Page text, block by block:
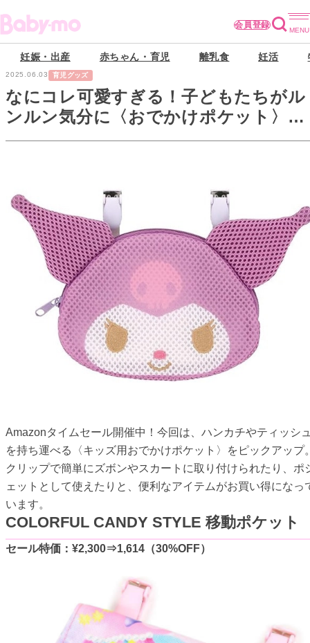
会員登録
妊娠・出産 赤ちゃん・育児 離乳食 妊活
2025.06.03 育児グッズ
なにコレ可愛すぎる！子どもたちがル
ンルン気分に〈おでかけポケット〉が
Amazonタイムセールに登場中【最大
Amazonタイムセール開催中！今回は、ハンカチやティッシ
を持ち運べる〈キッズ用おでかけポケット〉をピックアップ
クリップで簡単にズボンやスカートに取り付けられたり、ポ
ェットとして使えたりと、便利なアイテムがお買い得になっ
います。
COLORFUL CANDY STYLE 移動ポケット
セール特価：¥2,300⇒1,614（30%OFF）